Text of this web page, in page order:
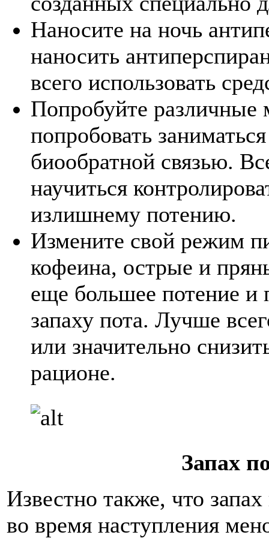
Наносите на ночь
наносить
всего использовать
Попробуйте
попробовать
биообратной связью.
научиться
излишнему потению.
Измените свой режим
кофеина, острые и
еще большее потение и
запаху пота. Лучше
или значительно
рационе.
Запах
Известно также, что
во время наступления